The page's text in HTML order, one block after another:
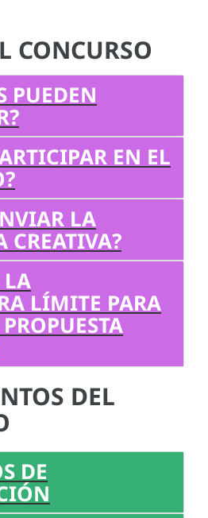
CONCURSO
PUEDEN
EN EL
LA
CREATIVA?
LA
LÍMITE PARA
DEL
DE